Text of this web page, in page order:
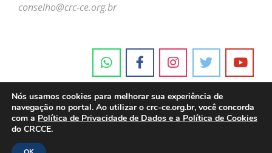
conselho@crc-ce.org.br
Nós usamos cookies para melhorar sua experiência de
navegação no portal. Ao utilizar o crc-ce.org.br, você concorda
com a Política de Privacidade de Dados e a Política de Cookies
do CRCCE.